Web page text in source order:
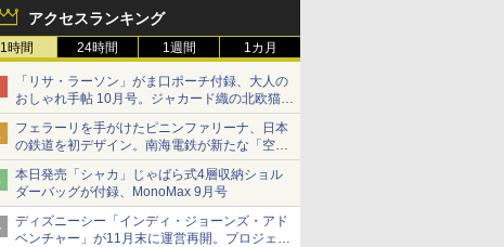
アクセスランキング
1時間 24時間 1週間 1カ月
「リサ・ラーソン」がま口ポーチ付録、大人の
おしゃれ手帖 10月号。ジャカード織の北欧猫デ
ザイン
フェラーリを手がけたピニンファリーナ、日本
の鉄道を初デザイン。南海電鉄が新たな「空港
特急」をなにわ筋線へ導入
本日発売「シャカ」じゃばら式4層収納ショル
ダーバッグが付録、MonoMax 9月号
ディズニーシー「インディ・ジョーンズ・アド
ベンチャー」が11月末に運営再開。プロジェク